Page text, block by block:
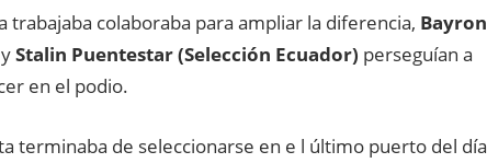
colaboraba para ampliar la diferencia, Bayron
yStalin Puentestar (Selección Ecuador) perseguían a
en el podio.
terminaba de seleccionarse en e l último puerto del día